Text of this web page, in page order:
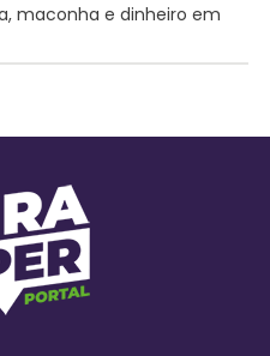
maconha e dinheiro em